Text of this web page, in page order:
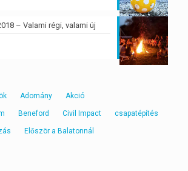
– Valami régi, valami új
Adomány Akció
Beneford Civil Impact csapatépítés
Először a Balatonnál